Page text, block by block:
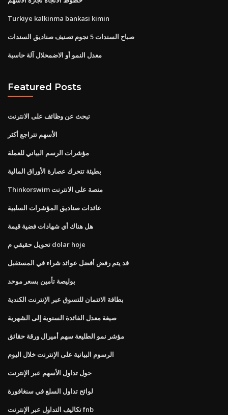
Turkiye kalkinma bankasi kimin
صباح السندات 5 نجوم تصنيف صناديق السندات
معدل النمو أو الاضمحلال آلة حاسبة
Featured Posts
تبحث عن وظائف على الانترنت
الأسهم تتراجع أكثر
مؤشرات الرسم البياني للعملة
بطيئة تتحرك عصارة الأوراق المالية
Thinkorswim منصة على الانترنت
عائدات صناديق المؤشرات السلبية
هل هناك أي شهادات فضية قيمة
تحويل حقيقي م dolar hoje
قد يتم رفض أفضل عوائد شراء في المستقبل
بوليصة تأمين بسعر موحد
بطاقة الائتمان للتسوق عبر الإنترنت الكندية
صيغة معدل الفائدة السنوية إلى الشهرية
مؤشر نمو الطليعة سهم أميرال ورقة حقائق
الرسوم البيانية على الإنترنت خلال اليوم
حول تداول الأسهم عبر الإنترنت
لوائح تداول السلع في سنغافورة
تكاليف التداول عبر الإنترنت fnb